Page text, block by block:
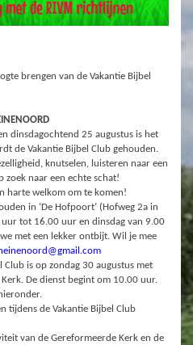
brengen van de Vakantie Bijbel
dinsdagochtend 25 augustus is het
de Vakantie Bijbel Club gehouden.
knutselen, luisteren naar een
zoek naar een echte schat!
harte welkom om te komen!
in ‘De Hofpoort’ (Hofweg 2a in
tot 16.00 uur en dinsdag van 9.00
met een lekker ontbijt. Wil je mee
Club is op zondag 30 augustus met
De dienst begint om 10.00 uur.
tijdens de Vakantie Bijbel Club
van de Gereformeerde Kerk en de